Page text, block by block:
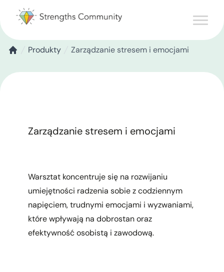
Produkty Zarządzanie stresem i emocjami
Zarządzanie stresem i emocjami
Warsztat koncentruje się na rozwijaniu
umiejętności radzenia sobie z codziennym
napięciem, trudnymi emocjami i wyzwaniami,
które wpływają na dobrostan oraz
efektywność osobistą i zawodową.